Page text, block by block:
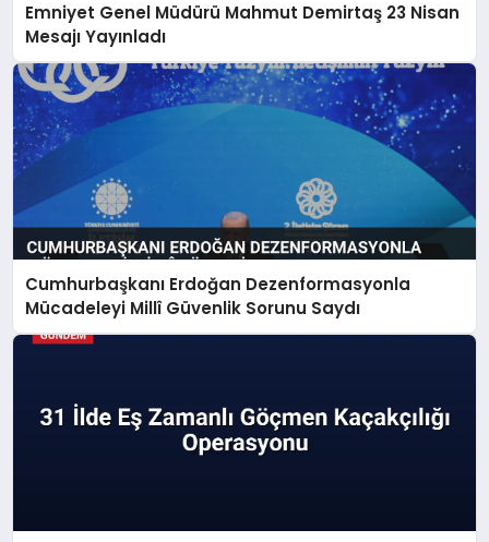
Emniyet Genel Müdürü Mahmut Demirtaş 23 Nisan
Mesajı Yayınladı
Cumhurbaşkanı Erdoğan Dezenformasyonla
Mücadeleyi Millî Güvenlik Sorunu Saydı